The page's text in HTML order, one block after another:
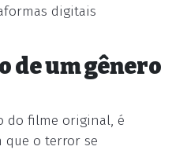
digitais
de um gênero
do filme original, é
que o terror se